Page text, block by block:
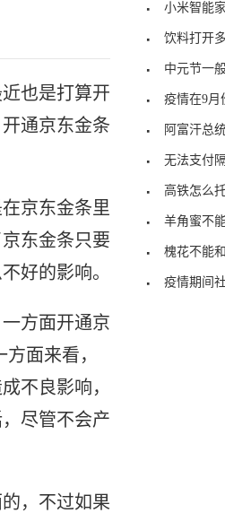
也是打算开
通京东金条
京东金条里
东金条只要
好的影响。
方面开通京
面来看，
不良影响，
尽管不会产
，不过如果
小米智能家
饮料打开
中元节一般
疫情在9月
阿富汗总
无法支付
高铁怎么
羊角蜜不能
槐花不能
疫情期间